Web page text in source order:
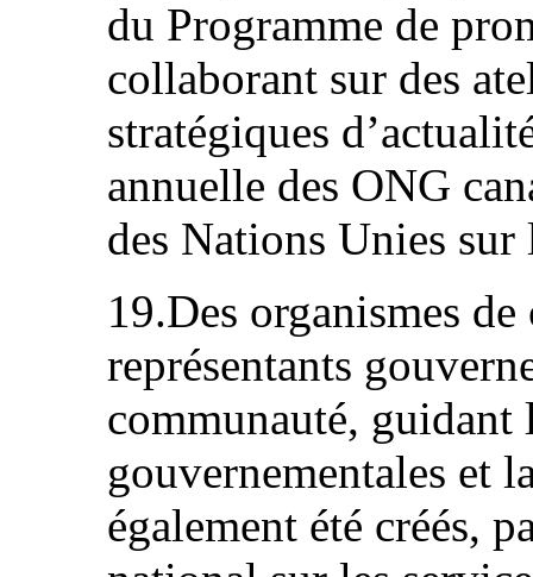
du Programme de
collaborant sur des
stratégiques
annuelle des ONG
des Nations Unies sur
19.Des organismes
représentants
communauté, guidant
gouvernementales et
également été créés,